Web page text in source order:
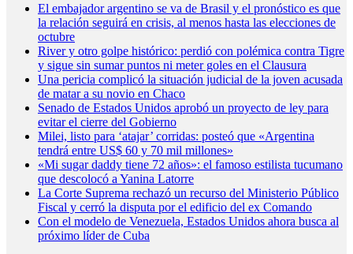
El embajador argentino se va de Brasil y el pronóstico es que
la relación seguirá en crisis, al menos hasta las elecciones de
octubre
River y otro golpe histórico: perdió con polémica contra Tigre
y sigue sin sumar puntos ni meter goles en el Clausura
Una pericia complicó la situación judicial de la joven acusada
de matar a su novio en Chaco
Senado de Estados Unidos aprobó un proyecto de ley para
evitar el cierre del Gobierno
Milei, listo para ‘atajar’ corridas: posteó que «Argentina
tendrá entre US$ 60 y 70 mil millones»
«Mi sugar daddy tiene 72 años»: el famoso estilista tucumano
que descolocó a Yanina Latorre
La Corte Suprema rechazó un recurso del Ministerio Público
Fiscal y cerró la disputa por el edificio del ex Comando
Con el modelo de Venezuela, Estados Unidos ahora busca al
próximo líder de Cuba